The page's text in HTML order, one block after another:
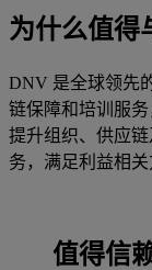
为什么值得
DNV 是全球领先
链保障和培训服
提升组织、供应
务，满足利益相关
值得信